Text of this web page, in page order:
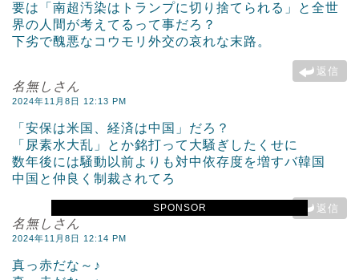
SPONSOR
要は「南超汚染はトランプに切り捨てられる」と全世
界の人間が考えてるって事だろ？
下劣で醜悪なコウモリ外交の哀れな末路。
返信
名無しさん
2024年11月8日 12:13 PM
「安保は米国、経済は中国」だろ？
「尿素水大乱」とか銘打って大騒ぎしたくせに
数年後には騒動以前よりも対中依存度を増すバ韓国
中国と仲良く制裁されてろ
返信
名無しさん
2024年11月8日 12:14 PM
真っ赤だな～♪